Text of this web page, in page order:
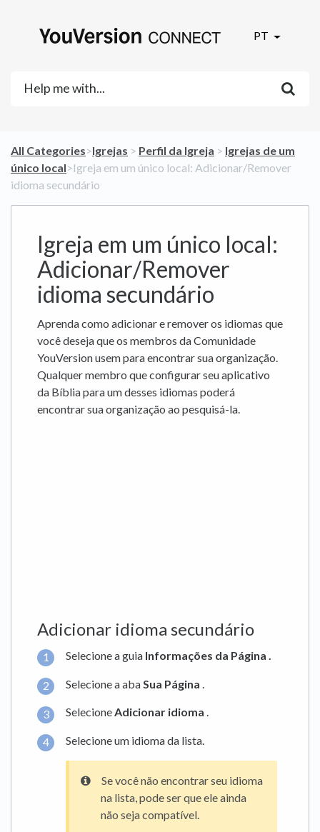
PT
All Categories​>​​Igrejas ​ > ​ ​Perfil da Igreja ​ > ​ ​Igrejas de um
único local​>​ Igreja em um único local: Adicionar/Remover
idioma secundário
Igreja em um único local:
Adicionar/Remover
idioma secundário
Aprenda como adicionar e remover os idiomas que
você deseja que os membros da Comunidade
YouVersion usem para encontrar sua organização.
Qualquer membro que configurar seu aplicativo
da Bíblia para um desses idiomas poderá
encontrar sua organização ao pesquisá-la.
Adicionar idioma secundário
Selecione a guia Informações da Página .
Selecione a abaSua Página .
SelecioneAdicionar idioma .
Selecione um idioma da lista.
Se você não encontrar seu idioma
na lista, pode ser que ele ainda
não seja compatível.